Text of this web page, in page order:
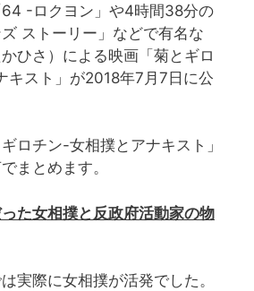
-ロクヨン」や4時間38分の
ストーリー」などで有名な
ひさ）による映画「菊とギロ
キスト」が2018年7月7日に公
ロチン-女相撲とアナキスト」
まとめます。
た女相撲と反政府活動家の物
実際に女相撲が活発でした。